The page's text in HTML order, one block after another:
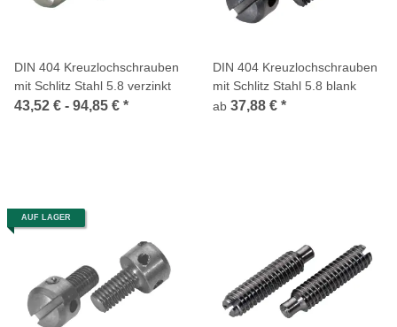
DIN 404 Kreuzlochschrauben
mit Schlitz Stahl 5.8 verzinkt
43,52 € - 94,85 € *
DIN 404 Kreuzlochschrauben
mit Schlitz Stahl 5.8 blank
ab 37,88 € *
AUF LAGER